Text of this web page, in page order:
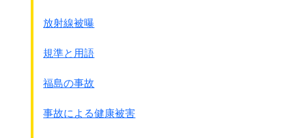
放射線被曝
規準と用語
福島の事故
事故による健康被害